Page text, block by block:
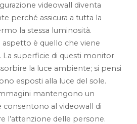
videowall diventa
perché assicura a tutta la
la stessa luminosità.
è quello che viene
La superficie di questi monitor
la luce ambiente; si pensi
esposti alla luce del sole.
mantengono un
al videowall di
l’attenzione delle persone.